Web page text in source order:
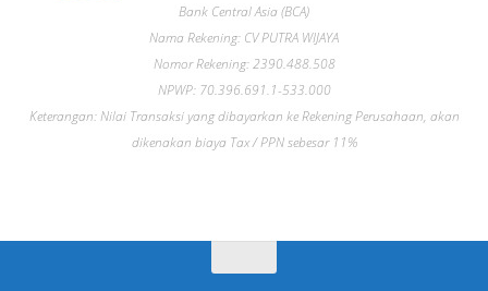
Bank Central Asia (BCA)
Nama Rekening: CV PUTRA WIJAYA
Nomor Rekening: 2390.488.508
NPWP: 70.396.691.1-533.000
Keterangan: Nilai Transaksi yang dibayarkan ke Rekening Perusahaan, akan
dikenakan biaya Tax / PPN sebesar 11%